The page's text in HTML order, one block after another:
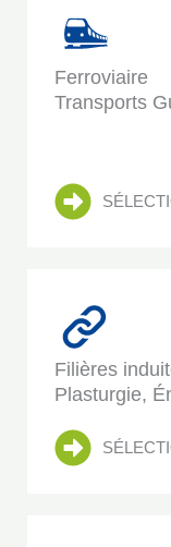
Ferroviaire
Transports
Filières
Plasturgie,